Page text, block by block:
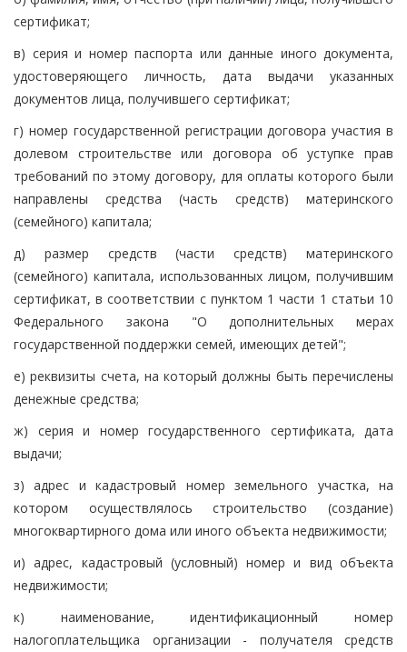
сертификат;
в) серия и номер паспорта или данные иного документа,
удостоверяющего личность, дата выдачи указанных
документов лица, получившего сертификат;
г) номер государственной регистрации договора участия в
долевом строительстве или договора об уступке прав
требований по этому договору, для оплаты которого были
направлены средства (часть средств) материнского
(семейного) капитала;
д) размер средств (части средств) материнского
(семейного) капитала, использованных лицом, получившим
сертификат, в соответствии с пунктом 1 части 1 статьи 10
Федерального закона "О дополнительных мерах
государственной поддержки семей, имеющих детей";
е) реквизиты счета, на который должны быть перечислены
денежные средства;
ж) серия и номер государственного сертификата, дата
выдачи;
з) адрес и кадастровый номер земельного участка, на
котором осуществлялось строительство (создание)
многоквартирного дома или иного объекта недвижимости;
и) адрес, кадастровый (условный) номер и вид объекта
недвижимости;
к) наименование, идентификационный номер
налогоплательщика организации - получателя средств